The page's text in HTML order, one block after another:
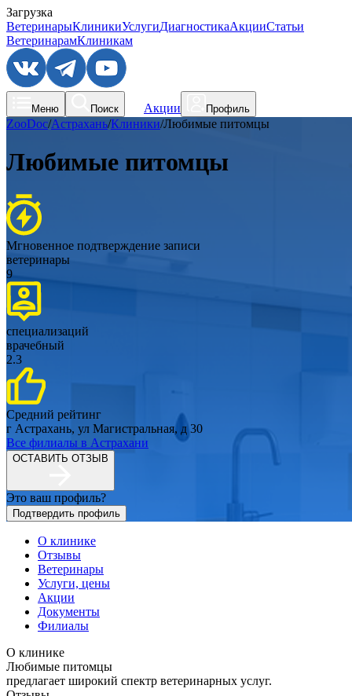
Загрузка
ВетеринарыКлиникиУслугиДиагностикаАкцииСтатьи
ВетеринарамКлиникам
Меню Поиск Акции Профиль
ZooDoc/Астрахань/Клиники/Любимые питомцы
Любимые питомцы
Мгновенное подтверждение записи
ветеринары
9
специализаций
врачебный
2.3
Средний рейтинг
г Астрахань, ул Магистральная, д 30
Все филиалы в Астрахани
ОСТАВИТЬ ОТЗЫВ
Это ваш профиль?
Подтвердить профиль
О клинике
Отзывы
Ветеринары
Услуги, цены
Акции
Документы
Филиалы
О клинике
Любимые питомцы
предлагает широкий спектр ветеринарных услуг.